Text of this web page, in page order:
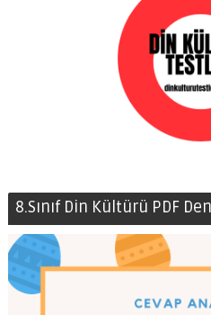
8.Sınıf Din Kültürü PDF